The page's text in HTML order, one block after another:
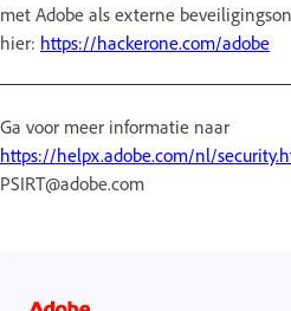
met Adobe als externe
hier: https://hackerone.com/adobe
Ga voor meer informatie naar
https://helpx.adobe.com/nl/
PSIRT@adobe.com